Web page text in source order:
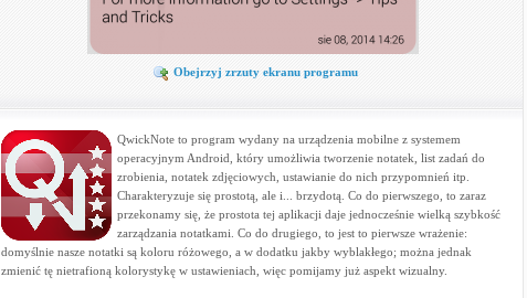
Obejrzyj zrzuty ekranu programu
QwickNote to program wydany na urządzenia mobilne z systemem
operacyjnym Android, który umożliwia tworzenie notatek, list zadań do
zrobienia, notatek zdjęciowych, ustawianie do nich przypomnień itp.
Charakteryzuje się prostotą, ale i... brzydotą. Co do pierwszego, to zaraz
przekonamy się, że prostota tej aplikacji daje jednocześnie wielką szybkość
zarządzania notatkami. Co do drugiego, to jest to pierwsze wrażenie:
domyślnie nasze notatki są koloru różowego, a w dodatku jakby wyblakłego; można jednak
zmienić tę nietrafioną kolorystykę w ustawieniach, więc pomijamy już aspekt wizualny.